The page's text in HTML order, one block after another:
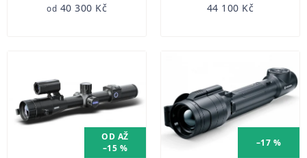
od 40 300 Kč 44 100 Kč
OD AŽ
–15 %
–17 %